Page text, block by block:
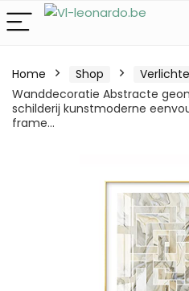
Home Shop
Wanddecoratie Abstracte
schilderij kunstmoderne
frame…